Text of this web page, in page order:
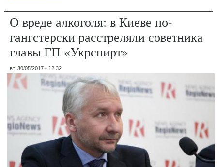
О вреде алкоголя: в Киеве по-
гангстерски расстреляли советника
главы ГП «Укрспирт»
вт, 30/05/2017 - 12:32